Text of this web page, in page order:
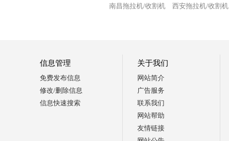
南昌拖拉机/收割机
西安拖拉机/收割机
信息管理
免费发布信息
修改/删除信息
信息快速搜索
关于我们
网站简介
广告服务
联系我们
网站帮助
友情链接